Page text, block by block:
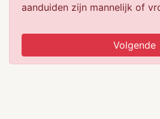
aanduiden zijn mannelijk of
Volgende